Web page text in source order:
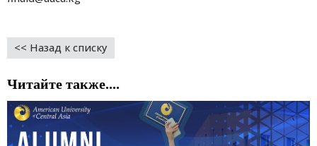
<< Назад к списку
Читайте также....